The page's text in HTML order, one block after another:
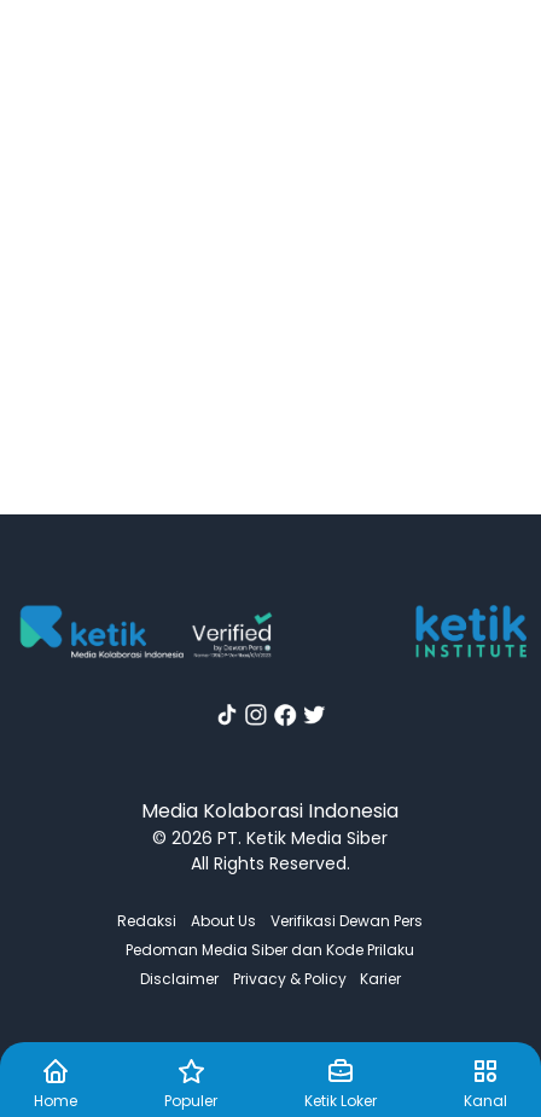
Home Populer Ketik Loker Kanal
Media Kolaborasi Indonesia
© 2026 PT. Ketik Media Siber
All Rights Reserved.
Redaksi About Us
Verifikasi Dewan Pers
Pedoman Media Siber dan Kode Prilaku
Disclaimer
Privacy & Policy Karier